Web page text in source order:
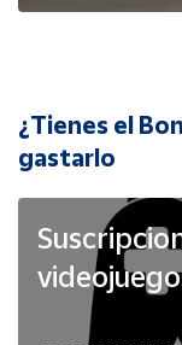
Cuenta
Ubicación
¿Tienes el
gastarlo